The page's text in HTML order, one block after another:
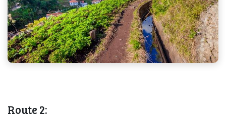
Route 2: